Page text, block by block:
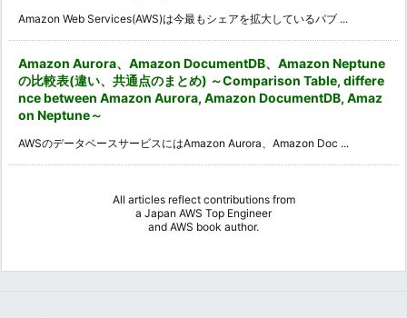
Amazon Web Services(AWS)は今最もシェアを拡大しているパブ ...
Amazon Aurora、Amazon DocumentDB、Amazon Neptune
の比較表(違い、共通点のまとめ) ～Comparison Table, differe
nce between Amazon Aurora, Amazon DocumentDB, Amaz
on Neptune～
AWSのデータベースサービスにはAmazon Aurora、Amazon Doc ...
All articles reflect contributions from
a Japan AWS Top Engineer
and AWS book author.